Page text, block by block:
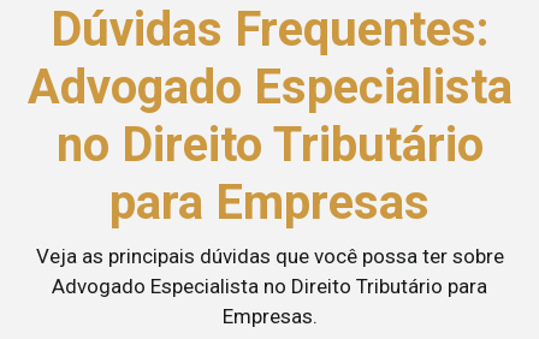
Dúvidas Frequentes:
Advogado Especialista
no Direito Tributário
para Empresas
Veja as principais dúvidas que você possa ter sobre
Advogado Especialista no Direito Tributário para
Empresas.